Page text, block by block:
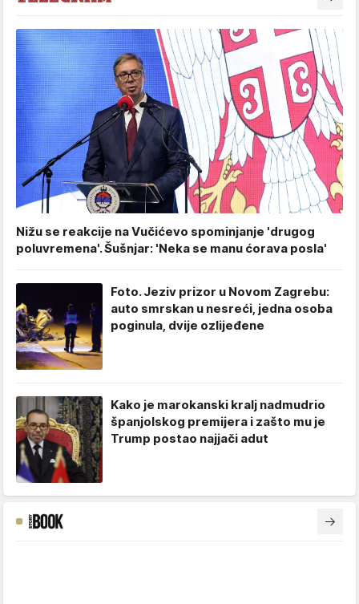
Nižu se reakcije na Vučićevo spominjanje 'drugog
poluvremena'. Šušnjar: 'Neka se manu ćorava posla'
Foto. Jeziv prizor u Novom Zagrebu:
auto smrskan u nesreći, jedna osoba
poginula, dvije ozlijeđene
Kako je marokanski kralj nadmudrio
španjolskog premijera i zašto mu je
Trump postao najjači adut